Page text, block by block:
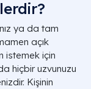
ya da tam
açık
istemek için
hiçbir uzvunuzu
Kişinin